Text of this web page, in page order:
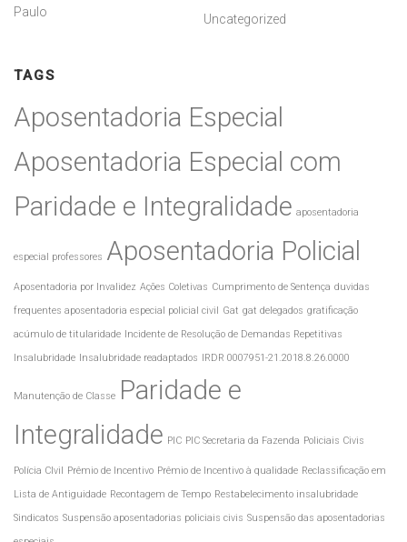
Paulo
Uncategorized
TAGS
Aposentadoria Especial
Aposentadoria Especial com
Paridade e Integralidade aposentadoria
especial professores Aposentadoria Policial
Aposentadoria por Invalidez Ações Coletivas Cumprimento de Sentença duvidas
frequentes aposentadoria especial policial civil Gat gat delegados gratificação
acúmulo de titularidade Incidente de Resolução de Demandas Repetitivas
Insalubridade Insalubridade readaptados IRDR 0007951-21.2018.8.26.0000
Manutenção de Classe Paridade e
Integralidade PIC PIC Secretaria da Fazenda Policiais Civis
Polícia CIvil Prêmio de Incentivo Prêmio de Incentivo à qualidade Reclassificação em
Lista de Antiguidade Recontagem de Tempo Restabelecimento insalubridade
Sindicatos Suspensão aposentadorias policiais civis Suspensão das aposentadorias